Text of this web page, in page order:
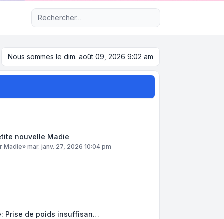
Recherche avancée
Nous sommes le dim. août 09, 2026 9:02 am
nouvelle Madie
Madie» mar. janv. 27, 2026 10:04 pm
Prise de poids insuffisan…